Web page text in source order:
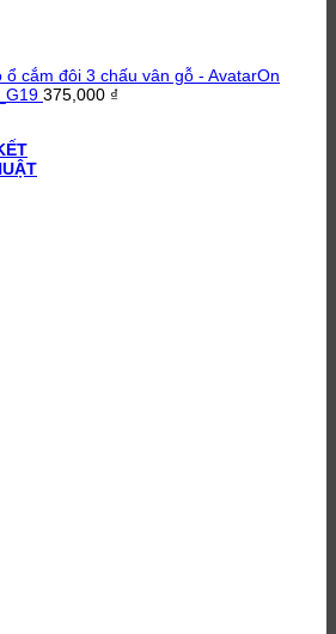
ổ cắm đôi 3 chấu vân gỗ - AvatarOn
375,000 ₫